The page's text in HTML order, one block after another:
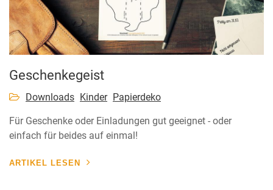
Geschenkegeist
Downloads Kinder Papierdeko
Für Geschenke oder Einladungen gut geeignet - oder
einfach für beides auf einmal!
ARTIKEL LESEN